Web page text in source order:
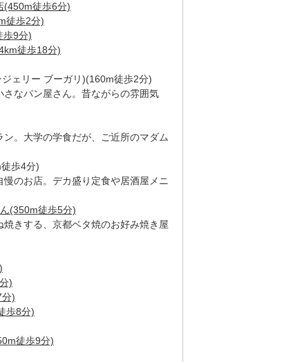
(450m徒歩6分)
徒歩2分)
歩9分)
徒歩18分)
ェリー ブーガリ)(160m徒歩2分)
さなパン屋さん。昔ながらの雰囲気
ン。大学の学食だが、ご近所のマダム
歩4分)
慢のお店。デカ盛り定食や居酒屋メニ
(350m徒歩5分)
焼きする、京都ベタ焼のお好み焼き屋
)
)
歩8分)
徒歩9分)